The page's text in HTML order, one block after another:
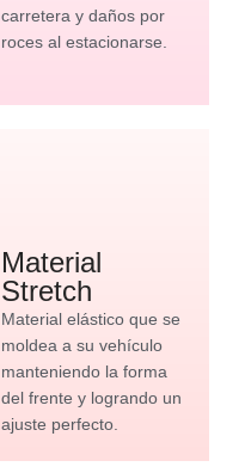
carretera y daños por
roces al estacionarse.
Material
Stretch
Material elástico que se
moldea a su vehículo
manteniendo la forma
del frente y logrando un
ajuste perfecto.